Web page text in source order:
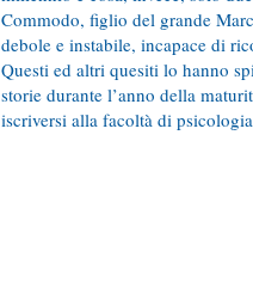
Commodo, figlio del grande
debole e instabile, incapace di
Questi ed altri quesiti lo hanno
storie durante l’anno della
iscriversi alla facoltà di